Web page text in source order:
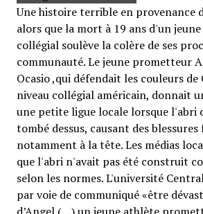
Une histoire terrible en provenance
alors que la mort à 19 ans d'un
collégial soulève la colère de ses
communauté. Le jeune prometteur
Ocasio ,qui défendait les couleurs
niveau collégial américain, donnait
une petite ligue locale lorsque l'abri
tombé dessus, causant des blessures
notamment à la tête. Les médias
que l'abri n'avait pas été construit
selon les normes. L'université
par voie de communiqué «être